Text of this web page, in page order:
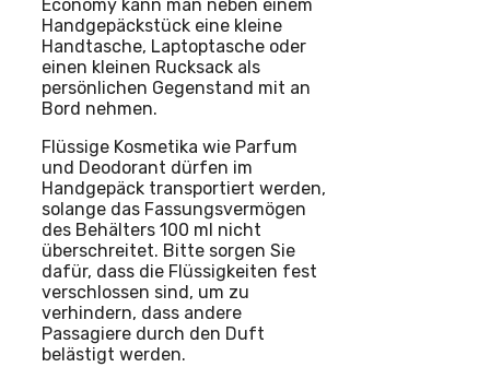
Economy kann man neben einem
Handgepäckstück eine kleine
Handtasche, Laptoptasche oder
einen kleinen Rucksack als
persönlichen Gegenstand mit an
Bord nehmen.
Flüssige Kosmetika wie Parfum
und Deodorant dürfen im
Handgepäck transportiert werden,
solange das Fassungsvermögen
des Behälters 100 ml nicht
überschreitet. Bitte sorgen Sie
dafür, dass die Flüssigkeiten fest
verschlossen sind, um zu
verhindern, dass andere
Passagiere durch den Duft
belästigt werden.